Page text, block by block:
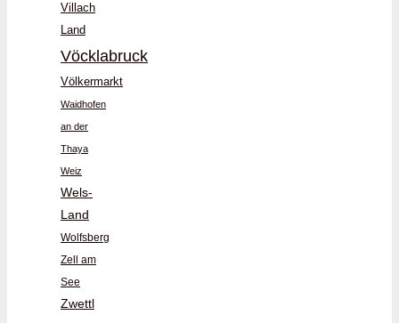
Villach
Land
Vöcklabruck
Völkermarkt
Waidhofen
an der
Thaya
Weiz
Wels-
Land
Wolfsberg
Zell am
See
Zwettl